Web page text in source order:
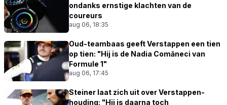
ondanks ernstige klachten van de
coureurs
aug 06, 18:35
Oud-teambaas geeft Verstappen een tien
op tien: "Hij is de Nadia Comăneci van
Formule 1"
aug 06, 17:45
Steiner laat zich uit over Verstappen-
houding: "Hij is daarna toch